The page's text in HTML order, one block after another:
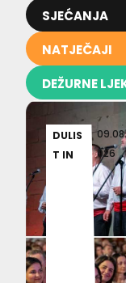
SJEĆANJA
NATJEČAJI
DEŽURNE
DULIS
T IN
026